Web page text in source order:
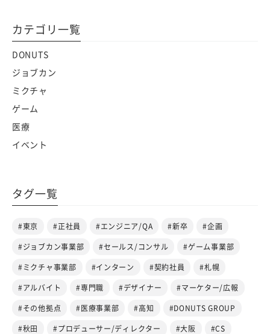
カテゴリ一覧
DONUTS
ジョブカン
ミクチャ
ゲーム
医療
イベント
タグ一覧
#東京 #正社員 #エンジニア/QA #新卒 #企画
#ジョブカン事業部 #セールス/コンサル #ゲーム事業部
#ミクチャ事業部 #インターン #契約社員 #札幌
#アルバイト #専門職 #デザイナー #マーケター/広報
#その他拠点 #医療事業部 #高知 #DONUTS GROUP
#秋田 #プロデューサー/ディレクター #大阪 #CS